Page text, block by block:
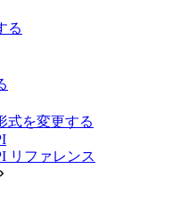
る
式を変更する
リファレンス